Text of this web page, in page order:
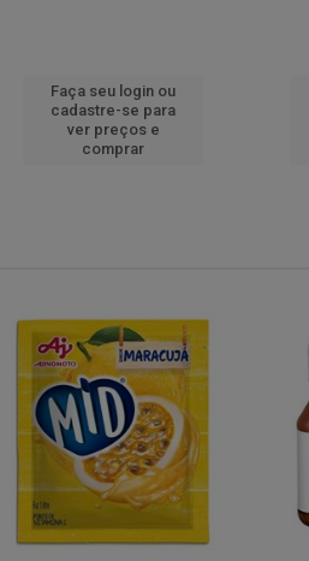
Faça seu login ou
cadastre-se para
ver preços e
comprar